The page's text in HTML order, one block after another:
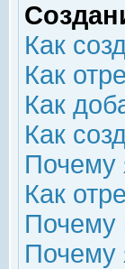
Как
Как
Как
Как
Почему
Как
Почему
Почему